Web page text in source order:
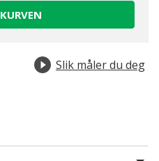
Slik måler du deg